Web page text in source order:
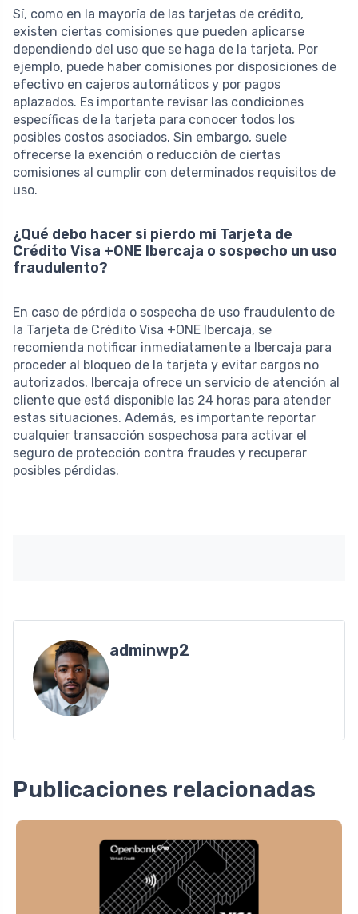
Sí, como en la mayoría de las tarjetas de crédito,
existen ciertas comisiones que pueden aplicarse
dependiendo del uso que se haga de la tarjeta. Por
ejemplo, puede haber comisiones por disposiciones de
efectivo en cajeros automáticos y por pagos
aplazados. Es importante revisar las condiciones
específicas de la tarjeta para conocer todos los
posibles costos asociados. Sin embargo, suele
ofrecerse la exención o reducción de ciertas
comisiones al cumplir con determinados requisitos de
uso.
¿Qué debo hacer si pierdo mi Tarjeta de
Crédito Visa +ONE Ibercaja o sospecho un uso
fraudulento?
En caso de pérdida o sospecha de uso fraudulento de
la Tarjeta de Crédito Visa +ONE Ibercaja, se
recomienda notificar inmediatamente a Ibercaja para
proceder al bloqueo de la tarjeta y evitar cargos no
autorizados. Ibercaja ofrece un servicio de atención al
cliente que está disponible las 24 horas para atender
estas situaciones. Además, es importante reportar
cualquier transacción sospechosa para activar el
seguro de protección contra fraudes y recuperar
posibles pérdidas.
adminwp2
Publicaciones relacionadas